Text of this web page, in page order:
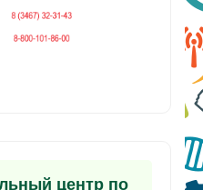
центр по